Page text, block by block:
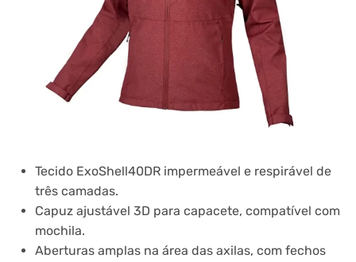
Tecido ExoShell40DR impermeável e respirável de
três camadas.
Capuz ajustável 3D para capacete, compatível com
mochila.
Aberturas amplas na área das axilas, com fechos